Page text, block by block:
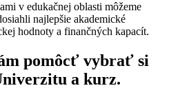
v edukačnej oblasti môžeme
najlepšie akademické
hodnoty a finančných kapacít.
pomôcť vybrať si
a kurz.